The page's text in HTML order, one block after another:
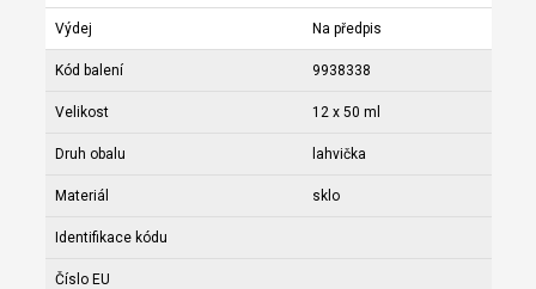
Výdej Na předpis
Kód balení 9938338
Velikost 12 x 50 ml
Druh obalu lahvička
Materiál sklo
Identifikace kódu
Číslo EU